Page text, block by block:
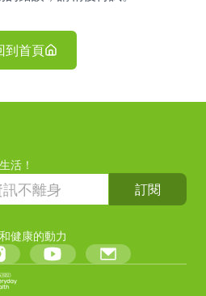
到首頁
活！
訂閱
健康的動力